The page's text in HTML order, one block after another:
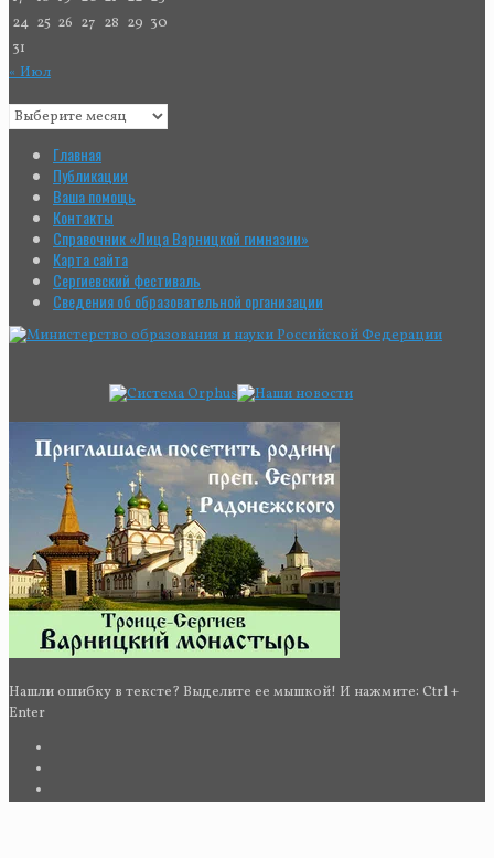
24 25 26 27 28 29 30
31
« Июл
Главная
Публикации
Ваша помощь
Контакты
Справочник «Лица Варницкой гимназии»
Карта сайта
Сергиевский фестиваль
Сведения об образовательной организации
Нашли ошибку в тексте? Выделите ее мышкой! И нажмите: Ctrl +
Enter